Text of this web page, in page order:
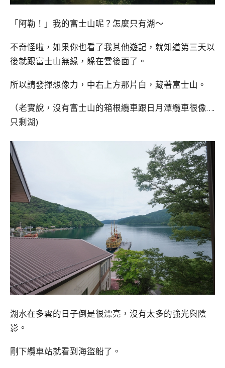
「阿勒！」我的富士山呢？怎麼只有湖～
不奇怪啦，如果你也看了我其他遊記，就知道第三天以
後就跟富士山無緣，躲在雲後面了。
所以請發揮想像力，中右上方那片白，藏著富士山。
（老實說，沒有富士山的箱根纜車跟日月潭纜車很像….
只剩湖)
湖水在多雲的日子倒是很漂亮，沒有太多的強光與陰
影。
剛下纜車站就看到海盜船了。